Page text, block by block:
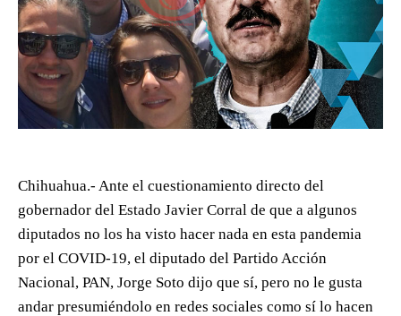
Chihuahua.- Ante el cuestionamiento directo del
gobernador del Estado Javier Corral de que a algunos
diputados no los ha visto hacer nada en esta pandemia
por el COVID-19, el diputado del Partido Acción
Nacional, PAN, Jorge Soto dijo que sí, pero no le gusta
andar presumiéndolo en redes sociales como sí lo hacen